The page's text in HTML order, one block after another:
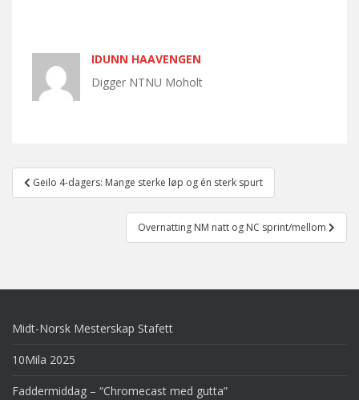
IDUNN HAAVENGEN
Digger NTNU Moholt
Post
navigation
Geilo 4-dagers: Mange sterke løp og én sterk spurt
Overnatting NM natt og NC sprint/mellom
Midt-Norsk Mesterskap Stafett
10Mila 2025
Faddermiddag – “Chromecast med gutta”